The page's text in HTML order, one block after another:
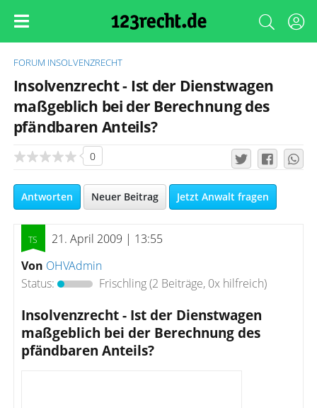
FORUM INSOLVENZRECHT
Insolvenzrecht - Ist der Dienstwagen
maßgeblich bei der Berechnung des
pfändbaren Anteils?
0
Antworten Neuer Beitrag Jetzt Anwalt fragen
21. April 2009 | 13:55
Von OHVAdmin
Status:
Frischling(2 Beiträge, 0x hilfreich)
Insolvenzrecht - Ist der Dienstwagen
maßgeblich bei der Berechnung des
pfändbaren Anteils?